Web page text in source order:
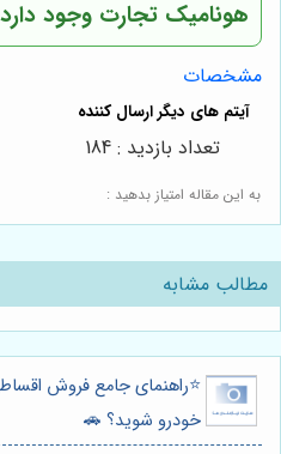
هونامیک تجارت وجود
مشخصات
به این مقاله امتیاز بدهید :
تعداد بازدید : 184
مطالب مشابه
⭐️راهنمای جامع فروش
خودرو شوید؟ 🚗